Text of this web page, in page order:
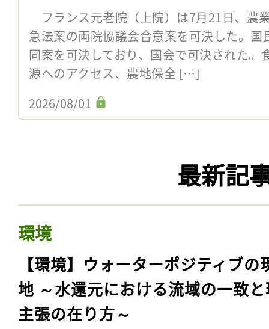
フランス元老院（上院）は7月21日、農
急法案の両院協議会合意案を可決した。
同案を可決しており、国会で可決された。
源へのアクセス、農地保全 […]
2026/08/01
最新記
環境
【環境】ウォーターポジティブの
地 ～水還元における流域の一致
主張の在り方～